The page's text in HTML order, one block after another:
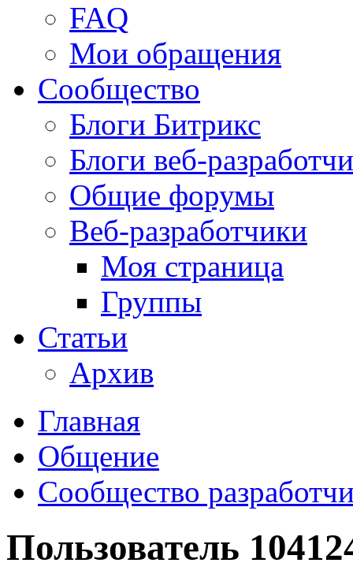
FAQ
Мои обращения
Сообщество
Блоги Битрикс
Блоги веб-
Общие форумы
Веб-разработчики
Моя страница
Группы
Статьи
Архив
Главная
Общение
Сообщество
Пользователь